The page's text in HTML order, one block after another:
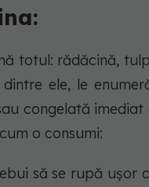
totul: rădăcină,
ele, le
congelată imediat
o consumi:
să se rupă ușor